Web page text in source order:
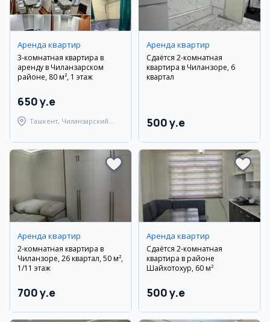
Аренда квартир
3-комнатная квартира в
аренду в Чиланзарском
районе, 80 м², 1 этаж
650 y.e
Ташкент, Чиланзарский
Аренда квартир
Сдаётся 2-комнатная
квартира в Чиланзоре, 6
квартал
500 y.e
Аренда квартир
2-комнатная квартира в
Чиланзоре, 26 квартал, 50 м²,
1/11 этаж
700 y.e
Аренда квартир
Сдаётся 2-комнатная
квартира в районе
Шайхотохур, 60 м²
500 y.e